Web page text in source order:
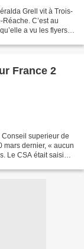
Grell vit à Trois-
C’est au
a vu les flyers
France 2
Conseil superieur de
mars dernier, « aucun
Le CSA était saisi